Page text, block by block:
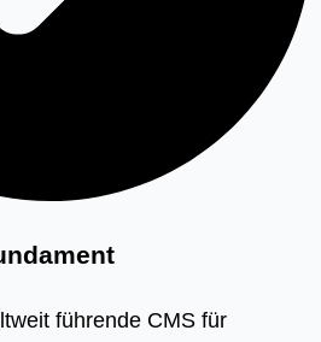
führende CMS für